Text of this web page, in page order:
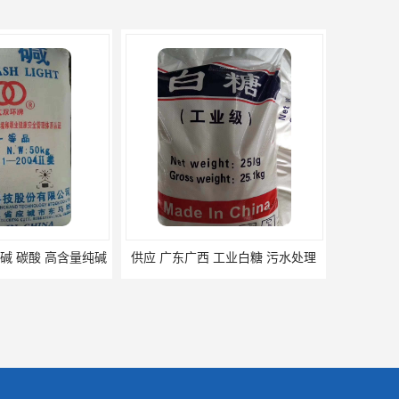
碳酸 高含量纯碱 供应 广东广西 工业白糖 污水处理